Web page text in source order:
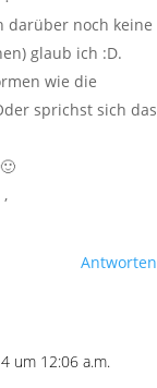
darüber noch keine
glaub ich :D.
wie die
sprichst sich das
Antworten
um 12:06 a.m.